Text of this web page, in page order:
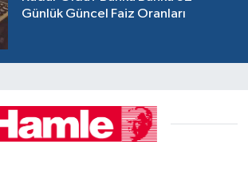
Günlük Güncel Faiz Oranları